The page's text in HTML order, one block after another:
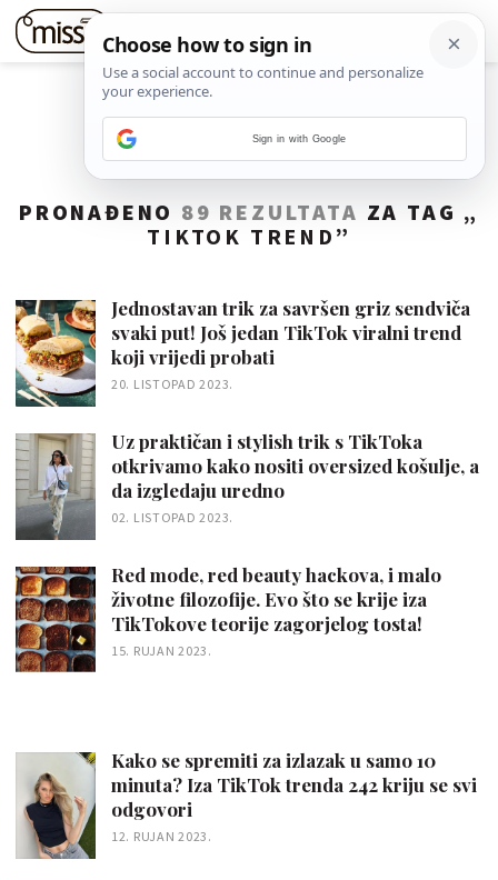
PRONAĐENO 89 REZULTATA ZA TAG „
TIKTOK TREND ”
Jednostavan trik za savršen griz sendviča
svaki put! Još jedan TikTok viralni trend
koji vrijedi probati
20. LISTOPAD 2023.
Uz praktičan i stylish trik s TikToka
otkrivamo kako nositi oversized košulje, a
da izgledaju uredno
02. LISTOPAD 2023.
Red mode, red beauty hackova, i malo
životne filozofije. Evo što se krije iza
TikTokove teorije zagorjelog tosta!
15. RUJAN 2023.
Kako se spremiti za izlazak u samo 10
minuta? Iza TikTok trenda 242 kriju se svi
odgovori
12. RUJAN 2023.
Sign in with Google